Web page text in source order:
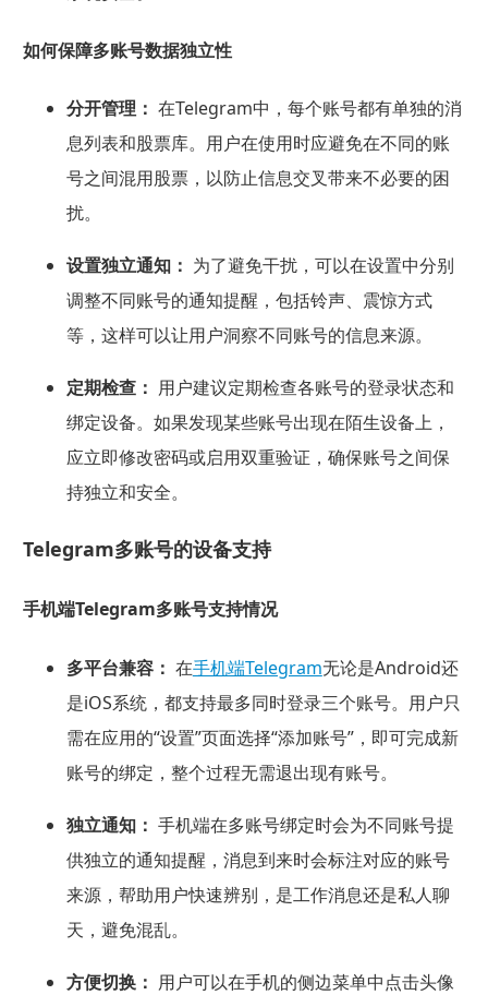
如何保障多账号数据独立性
分开管理： 在Telegram中，每个账号都有单独的消
息列表和股票库。用户在使用时应避免在不同的账
号之间混用股票，以防止信息交叉带来不必要的困
扰。
设置独立通知： 为了避免干扰，可以在设置中分别
调整不同账号的通知提醒，包括铃声、震惊方式
等，这样可以让用户洞察不同账号的信息来源。
定期检查： 用户建议定期检查各账号的登录状态和
绑定设备。如果发现某些账号出现在陌生设备上，
应立即修改密码或启用双重验证，确保账号之间保
持独立和安全。
Telegram多账号的设备支持
手机端Telegram多账号支持情况
多平台兼容： 在手机端Telegram无论是Android还
是iOS系统，都支持最多同时登录三个账号。用户只
需在应用的“设置”页面选择“添加账号”，即可完成新
账号的绑定，整个过程无需退出现有账号。
独立通知： 手机端在多账号绑定时会为不同账号提
供独立的通知提醒，消息到来时会标注对应的账号
来源，帮助用户快速辨别，是工作消息还是私人聊
天，避免混乱。
方便切换： 用户可以在手机的侧边菜单中点击头像